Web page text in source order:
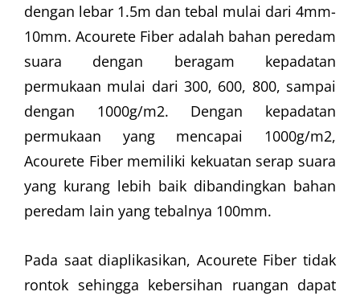
dengan lebar 1.5m dan tebal mulai dari 4mm-
10mm. Acourete Fiber adalah bahan peredam
suara dengan beragam kepadatan
permukaan mulai dari 300, 600, 800, sampai
dengan 1000g/m2. Dengan kepadatan
permukaan yang mencapai 1000g/m2,
Acourete Fiber memiliki kekuatan serap suara
yang kurang lebih baik dibandingkan bahan
peredam lain yang tebalnya 100mm.
Pada saat diaplikasikan, Acourete Fiber tidak
rontok sehingga kebersihan ruangan dapat